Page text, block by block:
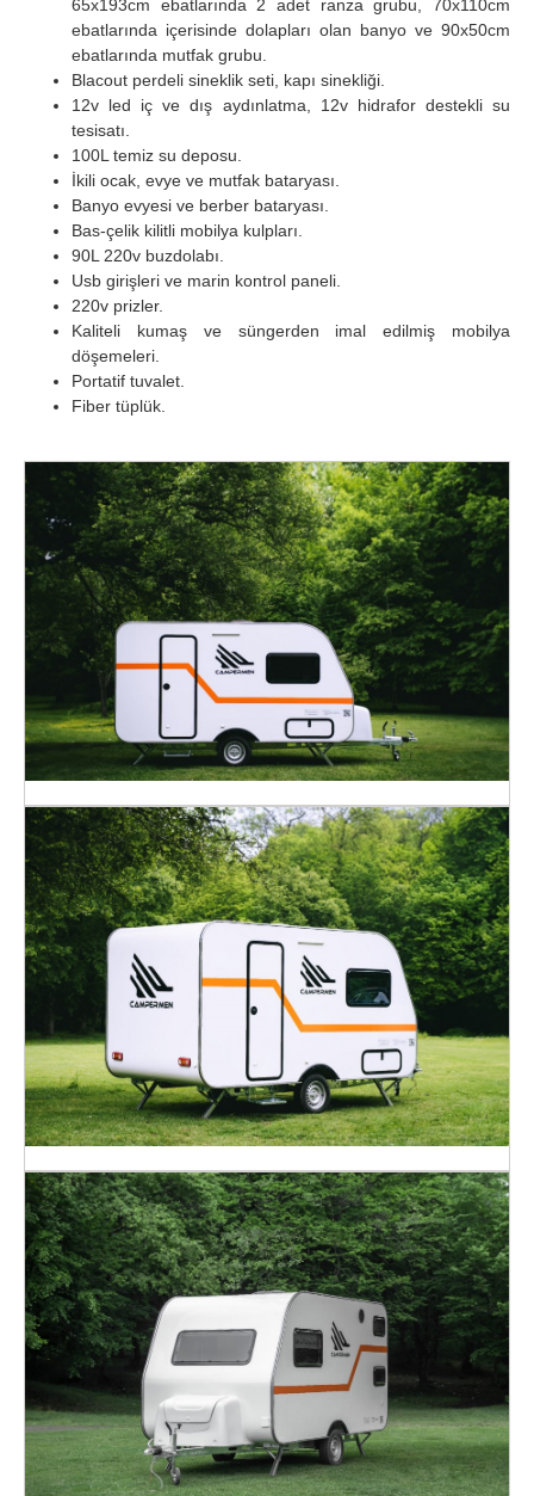
65x193cm ebatlarında 2 adet ranza grubu, 70x110cm
ebatlarında içerisinde dolapları olan banyo ve 90x50cm
ebatlarında mutfak grubu.
Blacout perdeli sineklik seti, kapı sinekliği.
12v led iç ve dış aydınlatma, 12v hidrafor destekli su
tesisatı.
100L temiz su deposu.
İkili ocak, evye ve mutfak bataryası.
Banyo evyesi ve berber bataryası.
Bas-çelik kilitli mobilya kulpları.
90L 220v buzdolabı.
Usb girişleri ve marin kontrol paneli.
220v prizler.
Kaliteli kumaş ve süngerden imal edilmiş mobilya
döşemeleri.
Portatif tuvalet.
Fiber tüplük.